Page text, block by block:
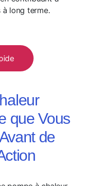
long terme.
que Vous
de